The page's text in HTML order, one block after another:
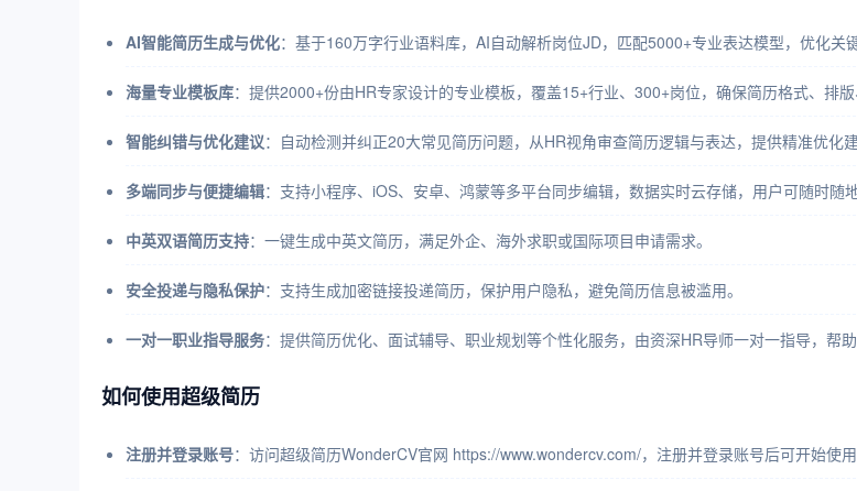
AI智能简历生成与优化：基于160万字行业语料库，AI自动解析岗位JD，匹配5000+专业表达模型，优化关
海量专业模板库：提供2000+份由HR专家设计的专业模板，覆盖15+行业、300+岗位，确保简历格式、排版
智能纠错与优化建议：自动检测并纠正20大常见简历问题，从HR视角审查简历逻辑与表达，提供精准优化
多端同步与便捷编辑：支持小程序、iOS、安卓、鸿蒙等多平台同步编辑，数据实时云存储，用户可随时随
中英双语简历支持：一键生成中英文简历，满足外企、海外求职或国际项目申请需求。
安全投递与隐私保护：支持生成加密链接投递简历，保护用户隐私，避免简历信息被滥用。
一对一职业指导服务：提供简历优化、面试辅导、职业规划等个性化服务，由资深HR导师一对一指导，帮
如何使用超级简历
注册并登录账号：访问超级简历WonderCV官网 https://www.wondercv.com/，注册并登录账号后可开始使用